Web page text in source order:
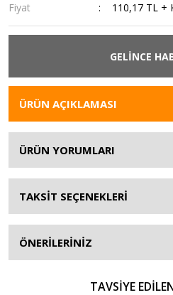
Fiyat
110,17 TL +
GELİNCE
ÜRÜN AÇIKLAMASI
ÜRÜN YORUMLARI
TAKSİT SEÇENEKLERİ
ÖNERİLERİNİZ
TAVSİYE